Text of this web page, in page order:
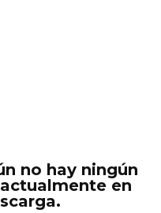
no hay ningún
en